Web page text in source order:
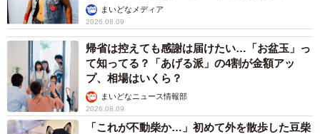
まいどなメディア
2026.08.09
帰省は控えても感謝は届けたい…「お盆玉」っ
て知ってる？「あげる派」の4割が金額アッ
プ、相場はいくら？
まいどなニュース情報部
2026.08.09
「これが不動柴か…」初めて外を散歩した豆柴